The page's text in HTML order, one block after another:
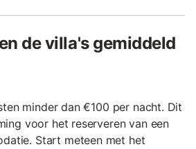
de villa's gemiddeld
minder dan €100 per nacht. Dit
voor het reserveren van een
Start meteen met het